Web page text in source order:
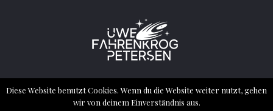
FAHRENKROG PETERSEN
Diese Website benutzt Cookies. Wenn du die Website weiter nutzt, gehen
wir von deinem Einverständnis aus.